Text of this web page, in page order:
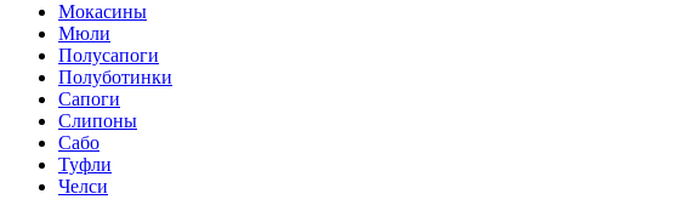
Мокасины
Мюли
Полусапоги
Полуботинки
Сапоги
Слипоны
Сабо
Туфли
Челси